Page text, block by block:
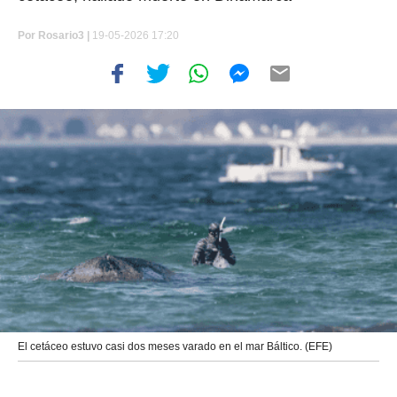
Por Rosario3 | 19-05-2026 17:20
El cetáceo estuvo casi dos meses varado en el mar Báltico. (EFE)